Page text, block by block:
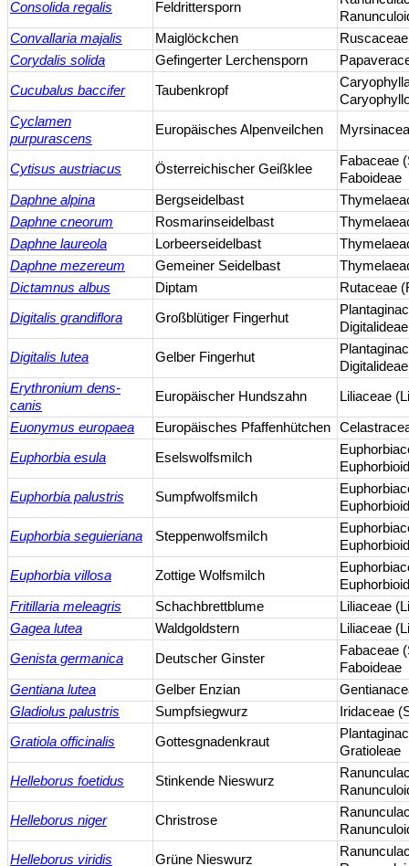
Consolida regalis Feldrittersporn
Convallaria majalis
Maiglöckchen
Corydalis solida
Gefingerter Lerchensporn
Cucubalus baccifer Taubenkropf
Cyclamen
purpurascens
Europäisches Alpenveilchen
Cytisus austriacus Österreichischer Geißklee
Fabaceae
Faboideae
Daphne alpina
Bergseidelbast
Daphne cneorum
Rosmarinseidelbast
Daphne laureola
Lorbeerseidelbast
Daphne mezereum
Gemeiner Seidelbast
Dictamnus albus
Diptam Rutaceae
Digitalis grandiflora Großblütiger Fingerhut
Digitalideae
Digitalis lutea Gelber Fingerhut
Digitalideae
Erythronium dens-
canis
Europäischer Hundszahn Liliaceae
Euonymus europaea Europäisches Pfaffenhütchen
Euphorbia esula Eselswolfsmilch
Euphorbia palustris Sumpfwolfsmilch
Euphorbia seguieriana Steppenwolfsmilch
Euphorbia villosa Zottige Wolfsmilch
Fritillaria meleagris
Schachbrettblume
Liliaceae
Gagea lutea
Waldgoldstern Liliaceae
Genista germanica Deutscher Ginster
Fabaceae
Faboideae
Gentiana lutea
Gelber Enzian
Gladiolus palustris
Sumpfsiegwurz Iridaceae
Gratiola officinalis Gottesgnadenkraut
Gratioleae
Helleborus foetidus Stinkende Nieswurz
Helleborus niger Christrose
Helleborus viridis Grüne Nieswurz